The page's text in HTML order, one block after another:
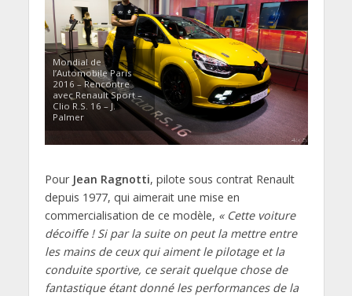
Mondial de
l’Automobile Paris
2016 – Rencontre
avec Renault Sport –
Clio R.S. 16 – J.
Palmer
Pour Jean Ragnotti, pilote sous contrat Renault
depuis 1977, qui aimerait une mise en
commercialisation de ce modèle, « Cette voiture
décoiffe ! Si par la suite on peut la mettre entre
les mains de ceux qui aiment le pilotage et la
conduite sportive, ce serait quelque chose de
fantastique étant donné les performances de la